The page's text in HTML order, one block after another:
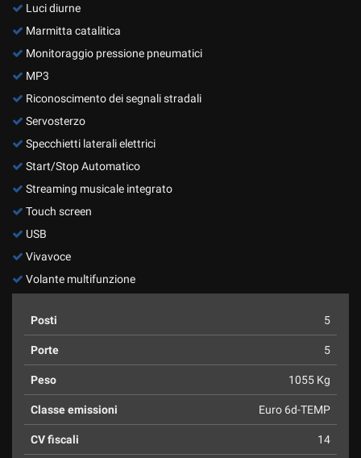
Luci diurne
Marmitta catalitica
Monitoraggio pressione pneumatici
MP3
Riconoscimento dei segnali stradali
Servosterzo
Specchietti laterali elettrici
Start/Stop Automatico
Streaming musicale integrato
Touch screen
USB
Vivavoce
Volante multifunzione
Posti 5
Porte 5
Peso 1055 Kg
Classe emissioni Euro 6d-TEMP
CV fiscali 14